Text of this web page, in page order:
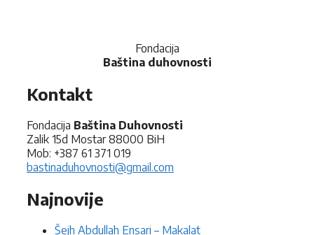
Fondacija
Baština duhovnosti
Kontakt
Fondacija Baština Duhovnosti
Zalik 15d Mostar 88000 BiH
Mob: +387 61 371 019
bastinaduhovnosti@gmail.com
Najnovije
Šejh Abdullah Ensari – Makalat